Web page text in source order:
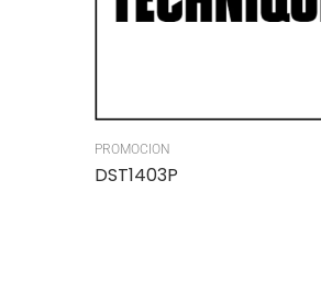
PROMOCION
DST1403P